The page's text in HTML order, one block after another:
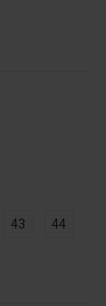
43 44